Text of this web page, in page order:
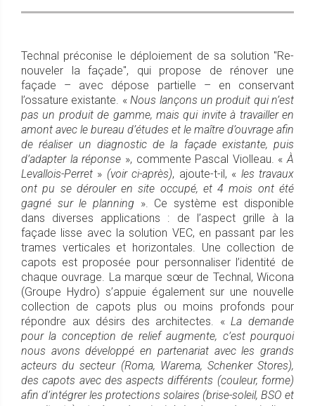
Technal préconise le déploiement de sa solution "Re-
nouveler la façade", qui propose de rénover une
façade – avec dépose partielle – en conservant
l’ossature existante. «Nous lançons un produit qui n’est
pas un produit de gamme, mais qui invite à travailler en
amont avec le bureau d’études et le maître d’ouvrage afin
de réaliser un diagnostic de la façade existante, puis
d’adapter la réponse », commente Pascal Violleau. « À
Levallois-Perret » (voir ci-après), ajoute-t-il, « les travaux
ont pu se dérouler en site occupé, et 4 mois ont été
gagné sur le planning ». Ce système est disponible
dans diverses applications : de l’aspect grille à la
façade lisse avec la solution VEC, en passant par les
trames verticales et horizontales. Une collection de
capots est proposée pour personnaliser l’identité de
chaque ouvrage. La marque sœur de Technal, Wicona
(Groupe Hydro) s’appuie également sur une nouvelle
collection de capots plus ou moins profonds pour
répondre aux désirs des architectes. «La demande
pour la conception de relief augmente, c’est pourquoi
nous avons développé en partenariat avec les grands
acteurs du secteur (Roma, Warema, Schenker Stores),
des capots avec des aspects différents (couleur, forme)
afin d’intégrer les protections solaires (brise-soleil, BSO et